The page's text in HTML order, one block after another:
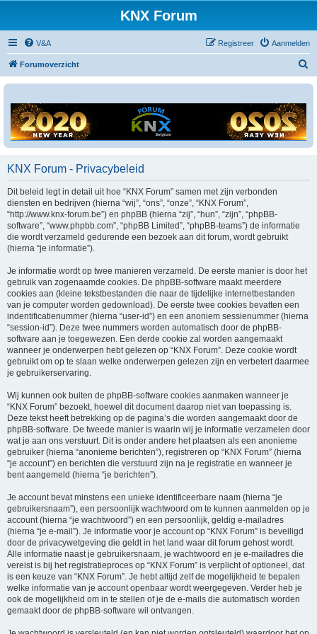
KNX Forum
V&A Aanmelden
Registreer
Forumoverzicht
KNX Forum - Privacybeleid
Dit beleid legt in detail uit hoe “KNX Forum” samen met zijn verbonden
diensten en bedrijven (hierna “wij”, “ons”, “onze”, “KNX Forum”,
“http://www.knx-forum.be”) en phpBB (hierna “zij”, “hun”, “zijn”, “phpBB-
software”, “www.phpbb.com”, “phpBB Limited”, “phpBB-teams”) de informatie
die wordt verzameld gedurende een bezoek aan dit forum, wordt gebruikt
(hierna “je informatie”).
Je informatie wordt op twee manieren verzameld. De eerste manier is door het
gebruik van zogenaamde cookies. De phpBB-software maakt meerdere
cookies aan (kleine tekstbestanden die naar de tijdelijke internetbestanden
van je computer worden gedownload). De eerste twee cookies bevatten een
indentificatienummer (hierna “user-id”) en een anoniem sessienummer (hierna
“session-id”). Deze twee nummers worden automatisch door de phpBB-
software aan je toegewezen. Een derde cookie zal worden aangemaakt
wanneer je onderwerpen hebt gelezen op “KNX Forum”. Deze cookie wordt
gebruikt om op te slaan welke onderwerpen gelezen zijn en verbetert daarmee
je gebruikerservaring.
Wij kunnen ook buiten de phpBB-software cookies aanmaken wanneer je
“KNX Forum” bezoekt, hoewel dit document daarop niet van toepassing is.
Deze tekst heeft betrekking op de pagina’s die worden aangemaakt door de
phpBB-software. De tweede manier is waarin wij je informatie verzamelen door
wat je aan ons verstuurt. Dit is onder andere het plaatsen als een anonieme
gebruiker (hierna “anonieme berichten”), registreren op “KNX Forum” (hierna
“je account”) en berichten die verstuurd zijn na je registratie en wanneer je
bent aangemeld (hierna “je berichten”).
Je account bevat minstens een unieke identificeerbare naam (hierna “je
gebruikersnaam”), een persoonlijk wachtwoord om te kunnen aanmelden op je
account (hierna “je wachtwoord”) en een persoonlijk, geldig e-mailadres
(hierna “je e-mail”). Je informatie voor je account op “KNX Forum” is beveiligd
door de privacywetgeving die geldt in het land waar dit forum gehost wordt.
Alle informatie naast je gebruikersnaam, je wachtwoord en je e-mailadres die
vereist is bij het registratieproces op “KNX Forum” is verplicht of optioneel, dat
is een keuze van “KNX Forum”. Je hebt altijd zelf de mogelijkheid te bepalen
welke informatie van je account openbaar wordt weergegeven. Verder heb je
ook de mogelijkheid om in te stellen of je de e-mails die automatisch worden
gemaakt door de phpBB-software wil ontvangen.